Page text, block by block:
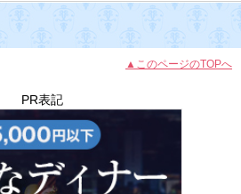
▲このページのTOPへ
PR表記